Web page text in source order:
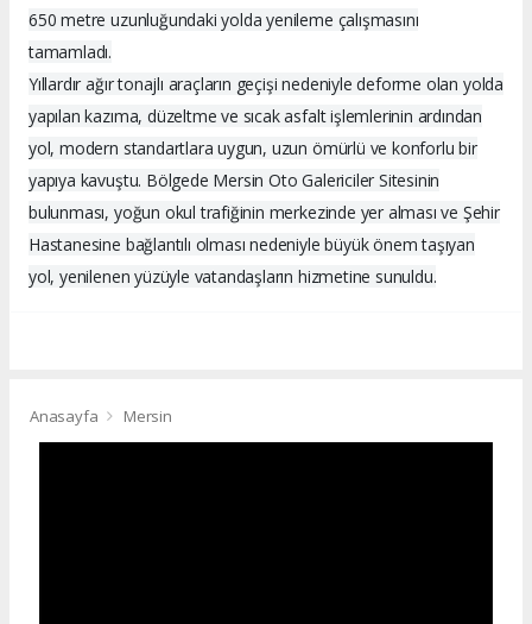
650 metre uzunluğundaki yolda yenileme çalışmasını
tamamladı.
Yıllardır ağır tonajlı araçların geçişi nedeniyle deforme olan yolda
yapılan kazıma, düzeltme ve sıcak asfalt işlemlerinin ardından
yol, modern standartlara uygun, uzun ömürlü ve konforlu bir
yapıya kavuştu. Bölgede Mersin Oto Galericiler Sitesinin
bulunması, yoğun okul trafiğinin merkezinde yer alması ve Şehir
Hastanesine bağlantılı olması nedeniyle büyük önem taşıyan
yol, yenilenen yüzüyle vatandaşların hizmetine sunuldu.
Anasayfa Mersin